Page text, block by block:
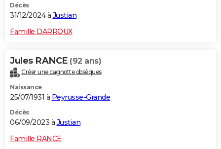
GUIDES D'ACHAT
Carte de Noël
Carte Bonne année
Carte Saint-Valentin
Carte Pâques
Carte d'anniversaire
DICTIONNAIRE
Dictionnaire
Biographies
Citations
Expressions
Proverbes
PROGRAMME TV
S'inscrire
Se connecter
Lycées
Collèges
Primaires
Universités
Entreprises
Service militaire
Avis de recherche
AVIS DE DÉCÈS
FORUM
Décès
31/12/2024 à Justian
Famille DARROUX
Jules RANCE (92 ans)
Créer une cagnotte obsèques
Naissance
25/07/1931 à Peyrusse-Grande
Décès
06/09/2023 à Justian
Famille RANCE